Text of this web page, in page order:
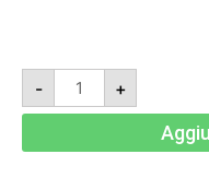
-
Cavalè
Barbera
d'Asti
Superiore
+